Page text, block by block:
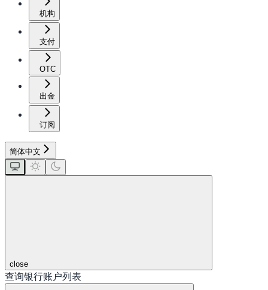
机构
支付
OTC
出金
订阅
简体中文
close
查询银行账户列表